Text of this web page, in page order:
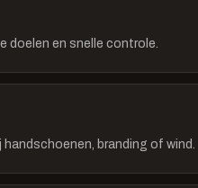
doelen en snelle controle.
handschoenen, branding of wind.